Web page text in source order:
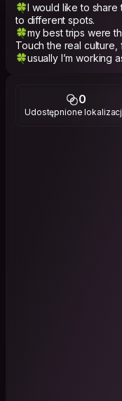
🍀I would like to
to different spots.
🍀my best trips were
Touch the real culture,
🍀usually I’m working
🌸 I'm full of life and
🌸 Extroverted,
0
Udostępnione